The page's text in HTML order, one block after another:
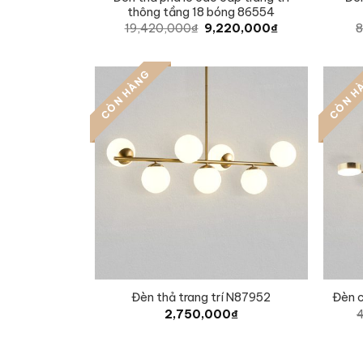
thông tầng 18 bóng 86554
19,420,000₫ Original
9,220,000₫Current
CÒN HÀNG
Đèn thả trang trí N87952
2,750,000₫
CÒN
Đèn